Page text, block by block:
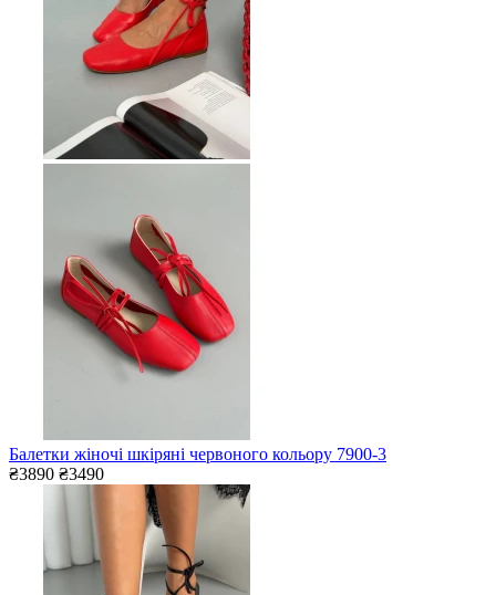
Балетки жіночі шкіряні червоного кольору 7900-3
₴3890 ₴3490